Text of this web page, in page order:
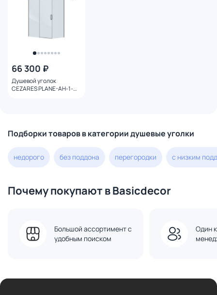
66 300 ₽
Душевой уголок
CEZARES PLANE-AH-1-
Подборки товаров в категории душевые уголки
недорого без поддона перегородки с низким
Почему покупают в Basicdecor
Большой ассортимент с
удобным поиском
Один